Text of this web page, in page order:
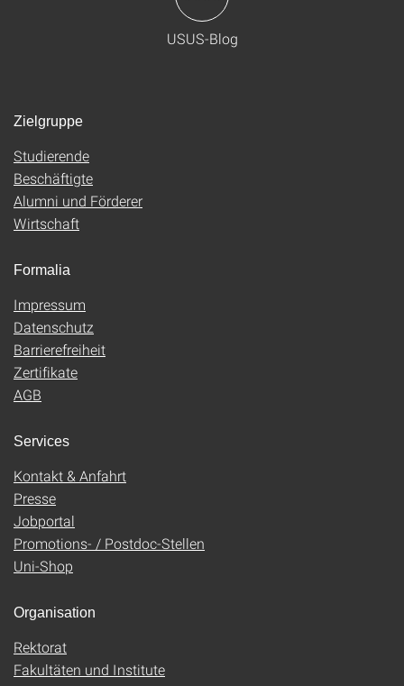
USUS-Blog
Zielgruppe
Studierende
Beschäftigte
Alumni und Förderer
Wirtschaft
Formalia
Impressum
Datenschutz
Barrierefreiheit
Zertifikate
AGB
Services
Kontakt & Anfahrt
Presse
Jobportal
Promotions- / Postdoc-Stellen
Uni-Shop
Organisation
Rektorat
Fakultäten und Institute